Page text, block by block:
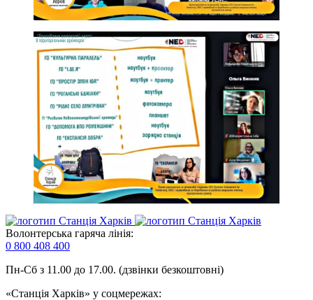
Волонтерська гаряча лінія:
0 800 408 400
Пн-Сб з 11.00 до 17.00. (дзвінки безкоштовні)
«Станція Харків» у соцмережах: